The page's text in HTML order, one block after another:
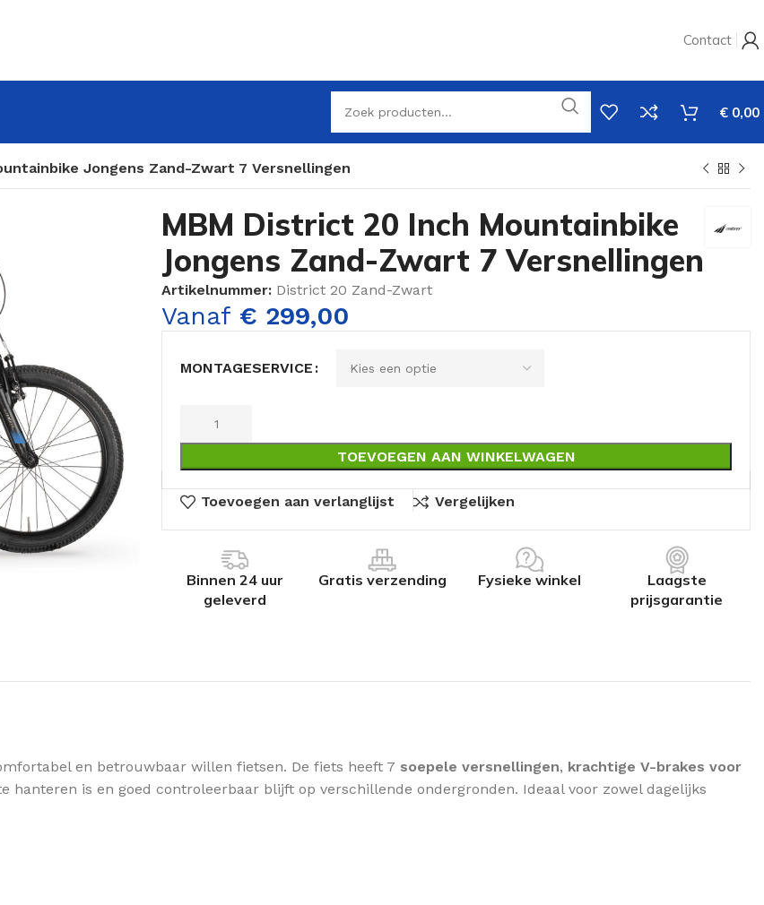
Contact
€ 0,00
Jongens Zand-Zwart 7 Versnellingen
MBM District 20 Inch Mountainbike
Jongens Zand-Zwart 7 Versnellingen
Artikelnummer: District 20 Zand-Zwart
Vanaf € 299,00
MONTAGESERVICE
TOEVOEGEN AAN WINKELWAGEN
Toevoegen aan verlanglijst Vergelijken
Binnen 24 uur
geleverd
Gratis verzending Fysieke winkel
Laagste
prijsgarantie
en betrouwbaar willen fietsen. De fiets heeft 7 soepele versnellingen, krachtige V-brakes voor
hanteren is en goed controleerbaar blijft op verschillende ondergronden. Ideaal voor zowel dagelijks